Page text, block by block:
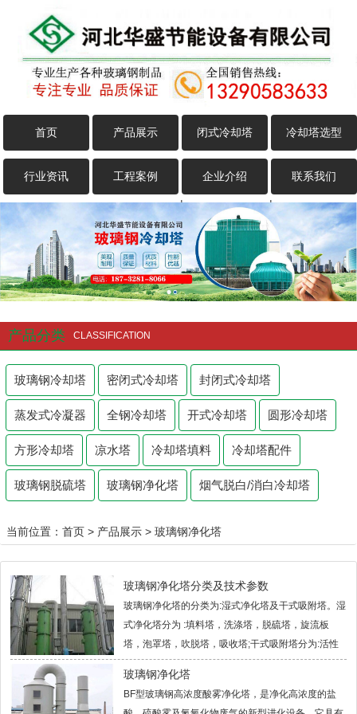
首页 产品展示 闭式冷却塔 冷却塔选型
行业资讯 工程案例 企业介绍
|
联系我们
|
产品分类 CLASSIFICATION
玻璃钢冷却塔 密闭式冷却塔 封闭式冷却塔
蒸发式冷凝器 全钢冷却塔 开式冷却塔 圆形冷却塔
方形冷却塔 凉水塔 冷却塔填料 冷却塔配件
玻璃钢脱硫塔 玻璃钢净化塔 烟气脱白/消白冷却塔
当前位置： 首页 > 产品展示 > 玻璃钢净化塔
玻璃钢净化塔分类及技术参数
玻璃钢净化塔的分类为:湿式净化塔及干式吸附塔。湿
式净化塔分为 :填料塔，洗涤塔，脱硫塔，旋流板
塔，泡罩塔，吹脱塔，吸收塔;干式吸附塔分为:活性
炭吸附塔，SDG干法酸性废气吸附塔。
玻璃钢净化塔
BF型玻璃钢高浓度酸雾净化塔，是净化高浓度的盐